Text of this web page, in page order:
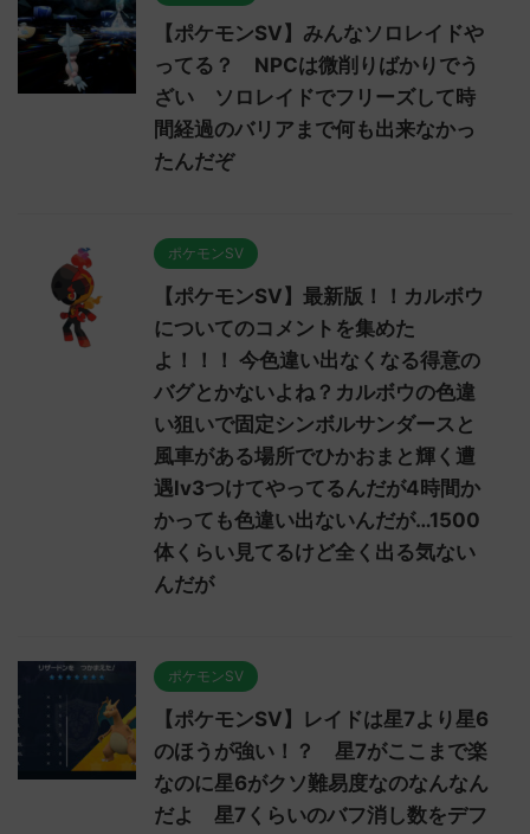
【ポケモンSV】みんなソロレイドや
ってる？ NPCは微削りばかりでう
ざい ソロレイドでフリーズして時
間経過のバリアまで何も出来なかっ
たんだぞ
ポケモンSV
【ポケモンSV】最新版！！カルボウ
についてのコメントを集めた
よ！！！ 今色違い出なくなる得意の
バグとかないよね？カルボウの色違
い狙いで固定シンボルサンダースと
風車がある場所でひかおまと輝く遭
遇lv3つけてやってるんだが4時間か
かっても色違い出ないんだが…1500
体くらい見てるけど全く出る気ない
んだが
ポケモンSV
【ポケモンSV】レイドは星7より星6
のほうが強い！？ 星7がここまで楽
なのに星6がクソ難易度なのなんなん
だよ 星7くらいのバフ消し数をデフ